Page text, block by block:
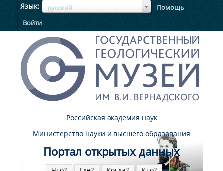
Язык русский
ЯзыкЯзык
Помощь
Войти
Российская академия наук
Министерство науки и высшего образования
Портал открытых данных